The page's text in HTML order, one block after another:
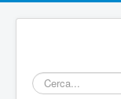
Cerca...